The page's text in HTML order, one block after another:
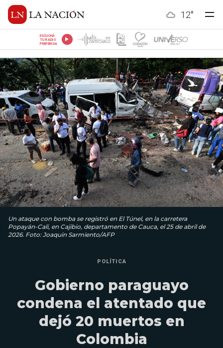
12°
ESCUCHÁ
TU RADIO
PREFERIDA
Un ataque con bomba se registró en El Túnel, en la carretera
Popayán-Cali, en Cajibio, departamento de Cauca, el 25 de abril de
2026. Foto: Joaquin Sarmiento/AFP
POLÍTICA
Gobierno paraguayo
condena el atentado que
dejó 20 muertos en
Colombia